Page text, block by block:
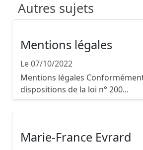
Autres sujets
Mentions légales
Le 07/10/2022
Mentions légales
dispositions de la loi n° 200...
Marie-France Evrard